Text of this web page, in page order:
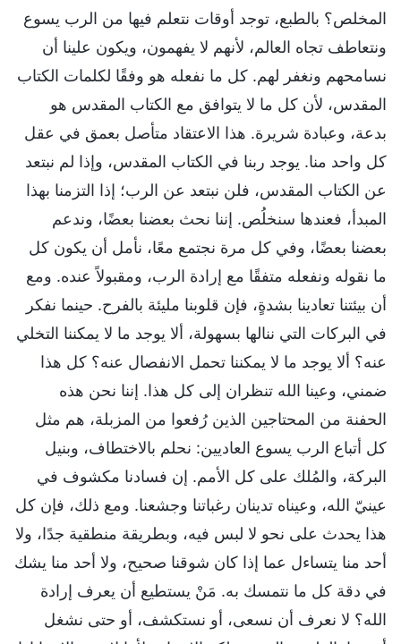
المخلص؟ بالطبع، توجد أوقات نتعلم فيها من الرب يسوع
ونتعاطف تجاه العالم، لأنهم لا يفهمون، ويكون علينا أن
نسامحهم ونغفر لهم. كل ما نفعله هو وفقًا لكلمات الكتاب
المقدس، لأن كل ما لا يتوافق مع الكتاب المقدس هو
بدعة، وعبادة شريرة. هذا الاعتقاد متأصل بعمق في عقل
كل واحد منا. يوجد ربنا في الكتاب المقدس، وإذا لم نبتعد
عن الكتاب المقدس، فلن نبتعد عن الرب؛ إذا التزمنا بهذا
المبدأ، فعندها سنخلُص. إننا نحث بعضنا بعضًا، وندعم
بعضنا بعضًا، وفي كل مرة نجتمع معًا، نأمل أن يكون كل
ما نقوله ونفعله متفقًا مع إرادة الرب، ومقبولاً عنده. ومع
أن بيئتنا تعادينا بشدةٍ، فإن قلوبنا مليئة بالفرح. حينما نفكر
في البركات التي ننالها بسهولة، ألا يوجد ما لا يمكننا التخلي
عنه؟ ألا يوجد ما لا يمكننا تحمل الانفصال عنه؟ كل هذا
ضمني، وعينا الله تنظران إلى كل هذا. إننا نحن هذه
الحفنة من المحتاجين الذين رُفعوا من المزبلة، هم مثل
كل أتباع الرب يسوع العاديين: نحلم بالاختطاف، وبنيل
البركة، والمُلك على كل الأمم. إن فسادنا مكشوف في
عينيّ الله، وعيناه تدينان رغباتنا وجشعنا. ومع ذلك، فإن كل
هذا يحدث على نحو لا لبس فيه، وبطريقة منطقية جدًا، ولا
أحد منا يتساءل عما إذا كان شوقنا صحيح، ولا أحد منا يشك
في دقة كل ما نتمسك به. مَنْ يستطيع أن يعرف إرادة
الله؟ لا نعرف أن نسعى، أو نستكشف، أو حتى نشغل